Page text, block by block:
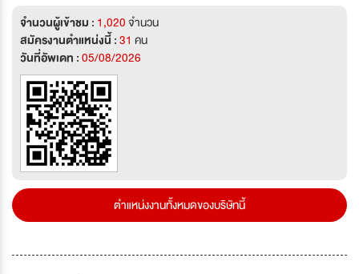
จำนวนผู้เข้าชม : 1,020จำนวน
สมัครงานตำแหน่งนี้ :31 คน
วันที่อัพเดท :05/08/2026
ตำแหน่งงานทั้งหมดของบริษัทนี้